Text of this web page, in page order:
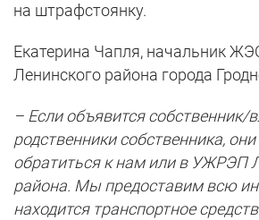
на штрафстоянку.
Екатерина Чапля, начальник
Ленинского района города
– Если объявится собственник/
родственники собственника,
обратиться к нам или в УЖРЭП
района. Мы предоставим всю
находится транспортное